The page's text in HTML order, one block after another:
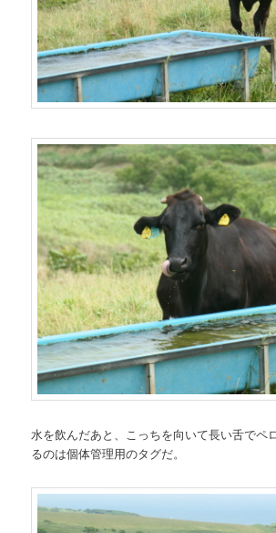
水を飲んだあと、こっちを向いて長い舌でペ
るのは個体管理用のタグだ。